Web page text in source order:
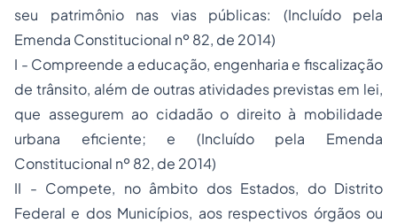
seu patrimônio nas vias públicas: (Incluído pela
Emenda Constitucional nº 82, de 2014)
I - Compreende a educação, engenharia e fiscalização
de trânsito, além de outras atividades previstas em lei,
que assegurem ao cidadão o direito à mobilidade
urbana eficiente; e (Incluído pela Emenda
Constitucional nº 82, de 2014)
II - Compete, no âmbito dos Estados, do Distrito
Federal e dos Municípios, aos respectivos órgãos ou